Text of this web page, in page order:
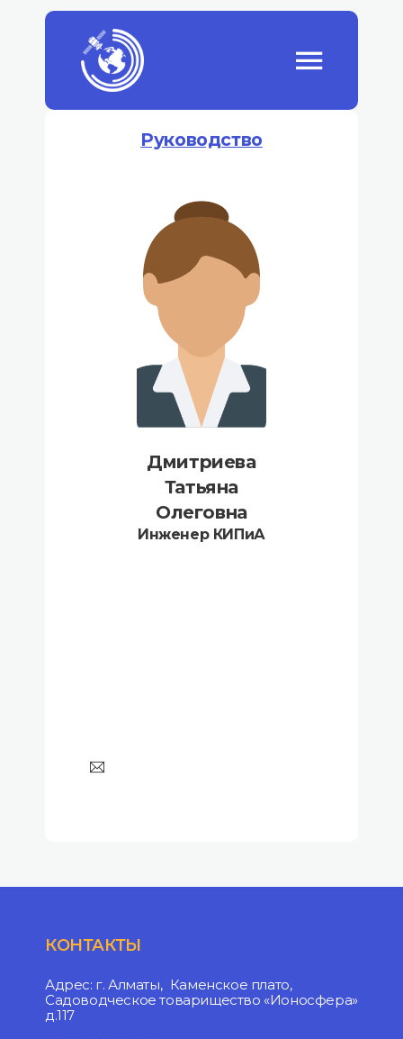
Руководство
Дмитриева
Татьяна
Олеговна
Инженер КИПиА
КОНТАКТЫ
Адрес: г. Алматы, Каменское плато,
Садоводческое товарищество «Ионосфера»
д.117